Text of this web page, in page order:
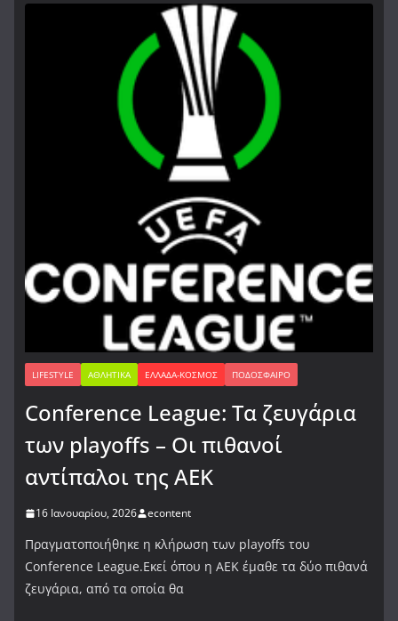
LIFESTYLE ΑΘΛΗΤΙΚΆ ΕΛΛΆΔΑ-ΚΌΣΜΟΣ ΠΟΔΌΣΦΑΙΡΟ
Conference League: Τα ζευγάρια
των playoffs – Οι πιθανοί
αντίπαλοι της ΑΕΚ
16 Ιανουαρίου, 2026 econtent
Πραγματοποιήθηκε η κλήρωση των playoffs του
Conference League.Εκεί όπου η ΑΕΚ έμαθε τα δύο πιθανά
ζευγάρια, από τα οποία θα